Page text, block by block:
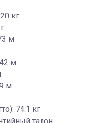
кг
м
м
м
74.1 кг
талон